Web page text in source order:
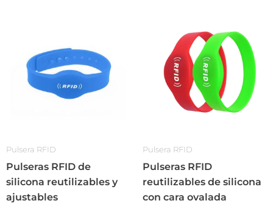
Pulsera RFID
Pulseras RFID de
silicona reutilizables y
ajustables
Pulsera RFID
Pulseras RFID
reutilizables de silicona
con cara ovalada